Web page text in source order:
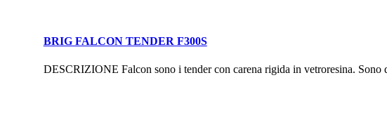
BRIG FALCON TENDER F300S
DESCRIZIONE Falcon sono i tender con carena rigida in vetroresina.